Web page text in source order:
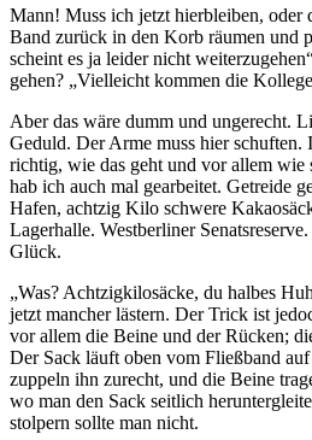
Mann! Muss ich jetzt hierbleiben, oder
Band zurück in den Korb räumen und
scheint es ja leider nicht
gehen? „Vielleicht kommen die
Aber das wäre dumm und ungerecht.
Geduld. Der Arme muss hier
richtig, wie das geht und vor allem wie
hab ich auch mal gearbeitet. Getreide
Hafen, achtzig Kilo schwere
Lagerhalle. Westberliner
Glück.
„Was? Achtzigkilosäcke, du halbes
jetzt mancher lästern. Der Trick ist
vor allem die Beine und der Rücken;
Der Sack läuft oben vom Fließband
zuppeln ihn zurecht, und die Beine
wo man den Sack seitlich
stolpern sollte man nicht.